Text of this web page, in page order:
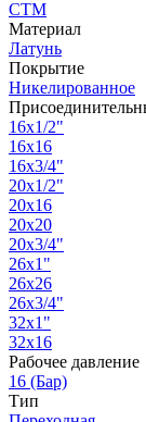
СТМ
Материал
Латунь
Покрытие
Никелированное
16х1/2"
16х16
16х3/4"
20х1/2"
20х16
20х20
20х3/4"
26х1"
26х26
26х3/4"
32х1"
32х16
Рабочее давление
16 (Бар)
Тип